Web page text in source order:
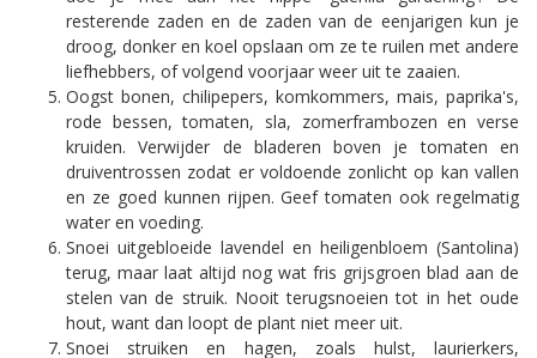
resterende zaden en de zaden van de eenjarigen kun je
droog, donker en koel opslaan om ze te ruilen met andere
liefhebbers, of volgend voorjaar weer uit te zaaien.
Oogst bonen, chilipepers, komkommers, mais, paprika's,
rode bessen, tomaten, sla, zomerframbozen en verse
kruiden. Verwijder de bladeren boven je tomaten en
druiventrossen zodat er voldoende zonlicht op kan vallen
en ze goed kunnen rijpen. Geef tomaten ook regelmatig
water en voeding.
Snoei uitgebloeide lavendel en heiligenbloem (Santolina)
terug, maar laat altijd nog wat fris grijsgroen blad aan de
stelen van de struik. Nooit terugsnoeien tot in het oude
hout, want dan loopt de plant niet meer uit.
Snoei struiken en hagen, zoals hulst, laurierkers,